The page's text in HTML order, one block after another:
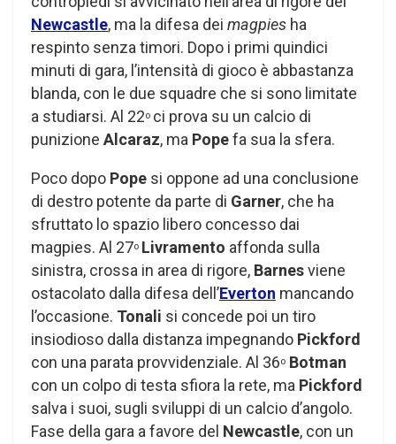
Newcastle, ma la difesa dei magpies ha
respinto senza timori. Dopo i primi quindici
minuti di gara, l’intensità di gioco è abbastanza
blanda, con le due squadre che si sono limitate
a studiarsi. Al 22o ci prova su un calcio di
punizione Alcaraz, ma Popefa sua la sfera.
Poco dopo Pope si oppone ad una conclusione
di destro potente da parte di Garner, che ha
sfruttato lo spazio libero concesso dai
magpies. Al 27o Livramento affonda sulla
sinistra, crossa in area di rigore, Barnesviene
ostacolato dalla difesa dell’Everton mancando
l’occasione. Tonali si concede poi un tiro
insiodioso dalla distanza impegnando Pickford
con una parata provvidenziale. Al 36o Botman
con un colpo di testa sfiora la rete, ma Pickford
salva i suoi, sugli sviluppi di un calcio d’angolo.
Fase della gara a favore del Newcastle, con un